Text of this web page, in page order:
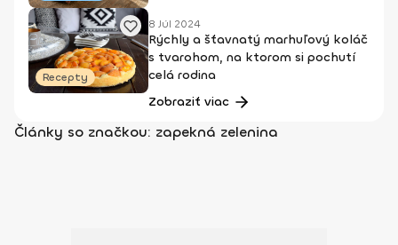
Recepty
8 Júl 2024
Rýchly a šťavnatý marhuľový koláč
s tvarohom, na ktorom si pochutí
celá rodina
Zobraziť viac
Články so značkou: zapekná zelenina